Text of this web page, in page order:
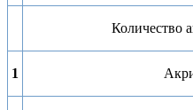
Количество
1